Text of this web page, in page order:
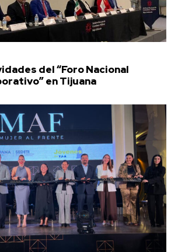
del “Foro Nacional
en Tijuana